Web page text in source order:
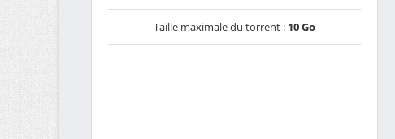
Taille maximale du torrent : 10 Go